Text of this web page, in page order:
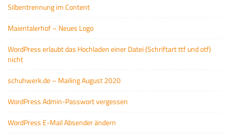
Silbentrennung im Content
Maientalerhof – Neues Logo
WordPress erlaubt das Hochladen einer Datei (Schriftart ttf und otf)
nicht
schuhwerk.de – Mailing August 2020
WordPress Admin-Passwort vergessen
WordPress E-Mail Absender ändern